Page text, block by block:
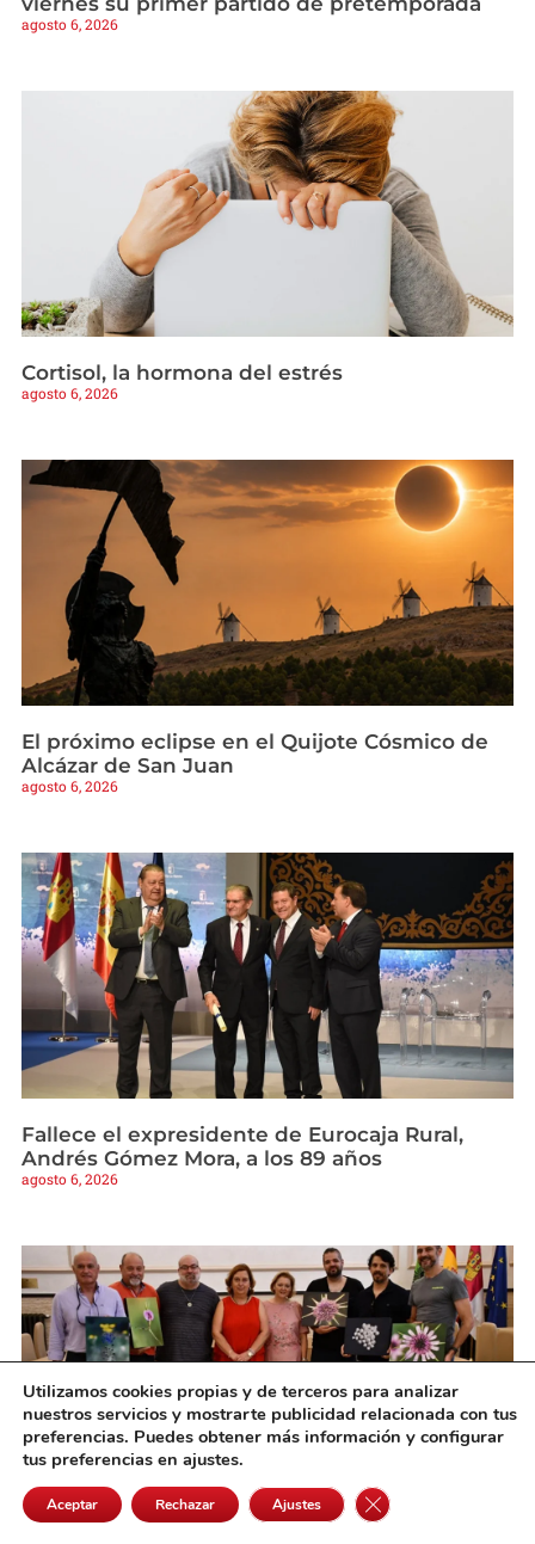
agosto 6, 2026
Cortisol, la hormona del estrés
agosto 6, 2026
El próximo eclipse en el Quijote Cósmico de
Alcázar de San Juan
agosto 6, 2026
Fallece el expresidente de Eurocaja Rural,
Andrés Gómez Mora, a los 89 años
agosto 6, 2026
Cedillo entrega los galardones del primer
Utilizamos cookies propias y de terceros para analizar
nuestros servicios y mostrarte publicidad relacionada con tus
preferencias. Puedes obtener más información y configurar
tus preferencias en ajustes.
Aceptar Rechazar Ajustes Cerrar el banner de